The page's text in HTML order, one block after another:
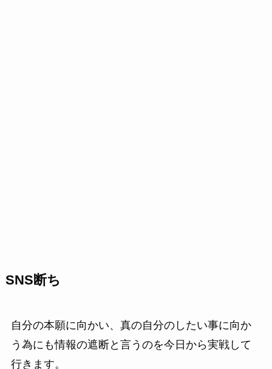
SNS断ち
自分の本願に向かい、真の自分のしたい事に向か
う為にも情報の遮断と言うのを今日から実戦して
行きます。